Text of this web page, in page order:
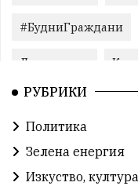
#БудниГраждани
Литература
Справедливост
Събития
Безводие
РУБРИКИ
Политика
Зелена енергия
Изкуство,